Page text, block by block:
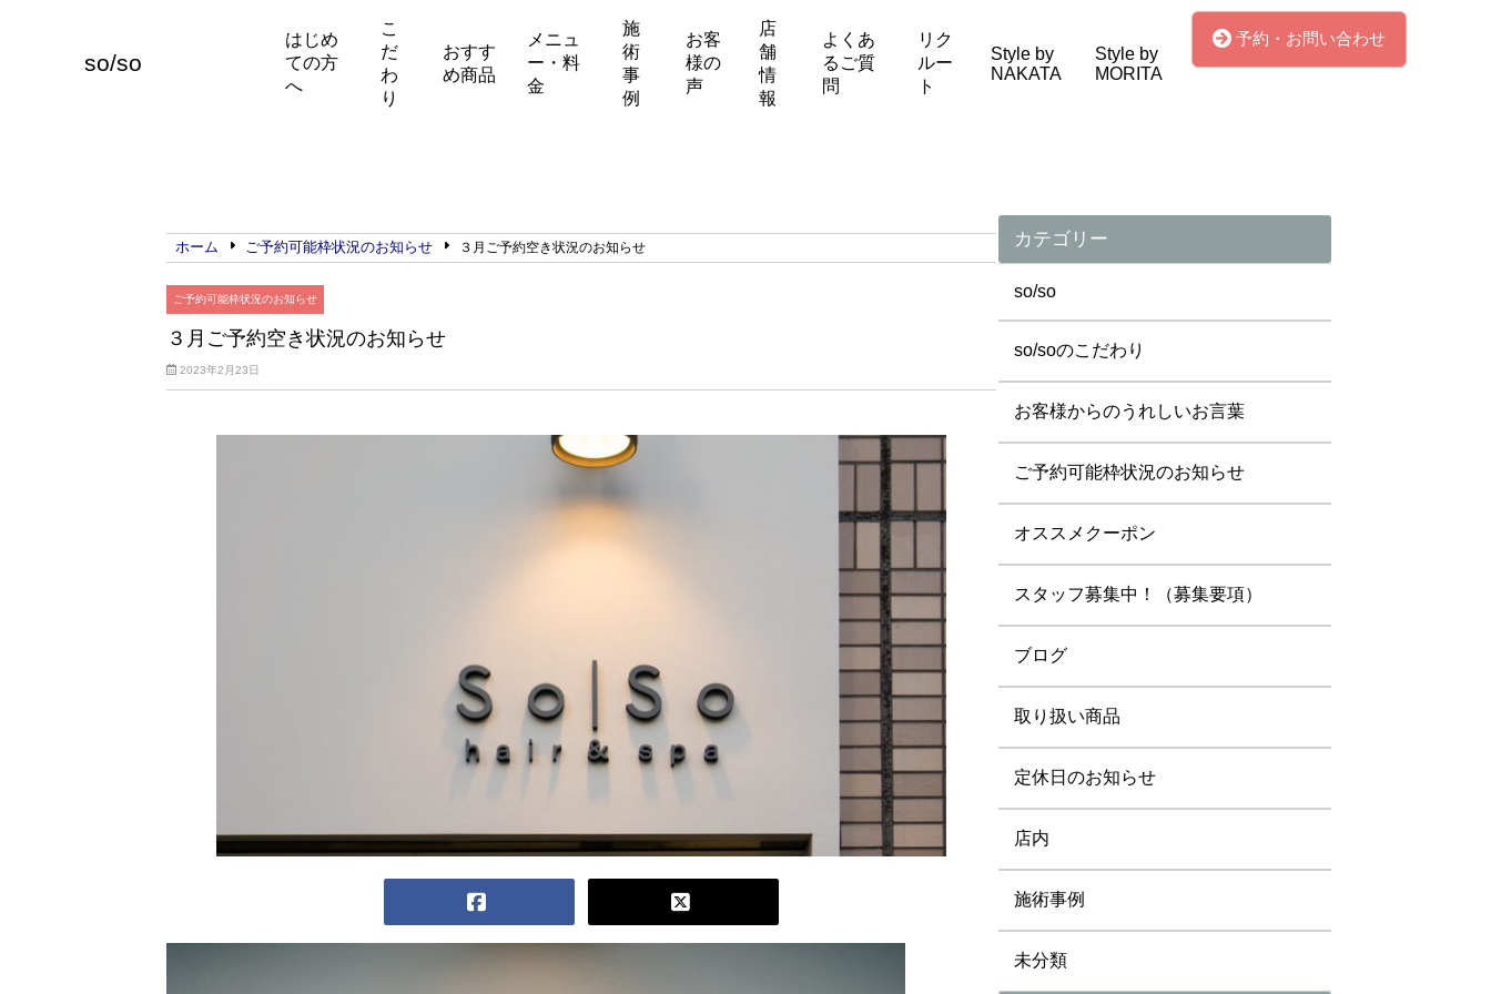
so/so
はじめ
ての方
へ
こ
だ
わ
り
おすす
め商品
メニュ
ー・料
金
施
術
事
例
お客
様の
声
店
舗
情
報
よくあ
るご質
問
リク
ルー
ト
Style by
NAKATA
Style by
MORITA
予約・お問い合わせ
ホーム ご予約可能枠状況のお知らせ ３月ご予約空き状況のお知らせ
ご予約可能枠状況のお知らせ
３月ご予約空き状況のお知らせ
2023年2月23日
カテゴリー
so/so
so/soのこだわり
お客様からのうれしいお言葉
ご予約可能枠状況のお知らせ
オススメクーポン
スタッフ募集中！（募集要項）
ブログ
取り扱い商品
定休日のお知らせ
店内
施術事例
未分類